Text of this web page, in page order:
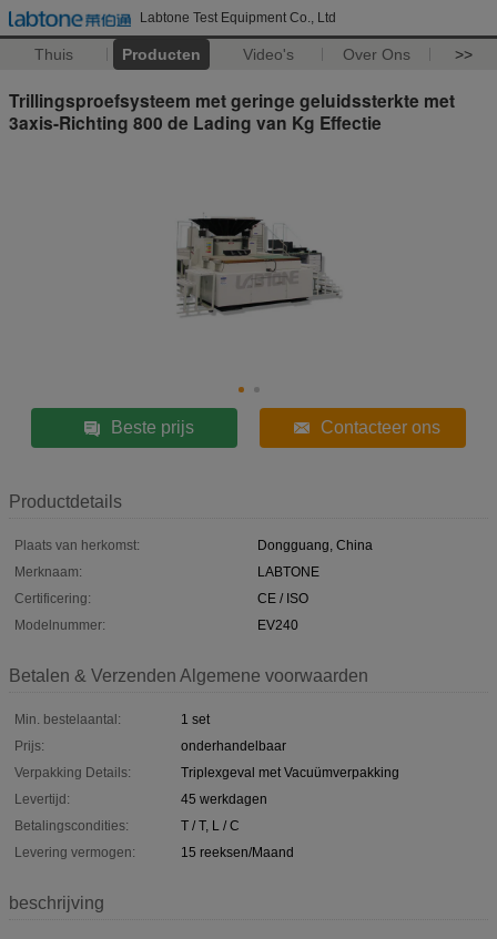
Labtone Test Equipment Co., Ltd
Thuis Producten Video's Over Ons >>
Trillingsproefsysteem met geringe geluidssterkte met
3axis-Richting 800 de Lading van Kg Effectie
Beste prijs Contacteer ons
Productdetails
Plaats van herkomst:
Dongguang, China
Merknaam:
LABTONE
Certificering:
CE / ISO
Modelnummer:
EV240
Betalen & Verzenden Algemene voorwaarden
Min. bestelaantal:
1 set
Prijs:
onderhandelbaar
Verpakking Details:
Triplexgeval met Vacuümverpakking
Levertijd:
45 werkdagen
Betalingscondities:
T / T, L / C
Levering vermogen:
15 reeksen/Maand
beschrijving